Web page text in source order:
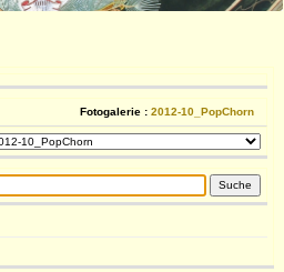
Fotogalerie : 2012-10_PopChorn